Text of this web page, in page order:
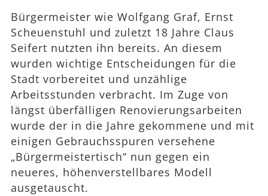
Bürgermeister wie Wolfgang Graf, Ernst
Scheuenstuhl und zuletzt 18 Jahre Claus
Seifert nutzten ihn bereits. An diesem
wurden wichtige Entscheidungen für die
Stadt vorbereitet und unzählige
Arbeitsstunden verbracht. Im Zuge von
längst überfälligen Renovierungsarbeiten
wurde der in die Jahre gekommene und mit
einigen Gebrauchsspuren versehene
„Bürgermeistertisch“ nun gegen ein
neueres, höhenverstellbares Modell
ausgetauscht.